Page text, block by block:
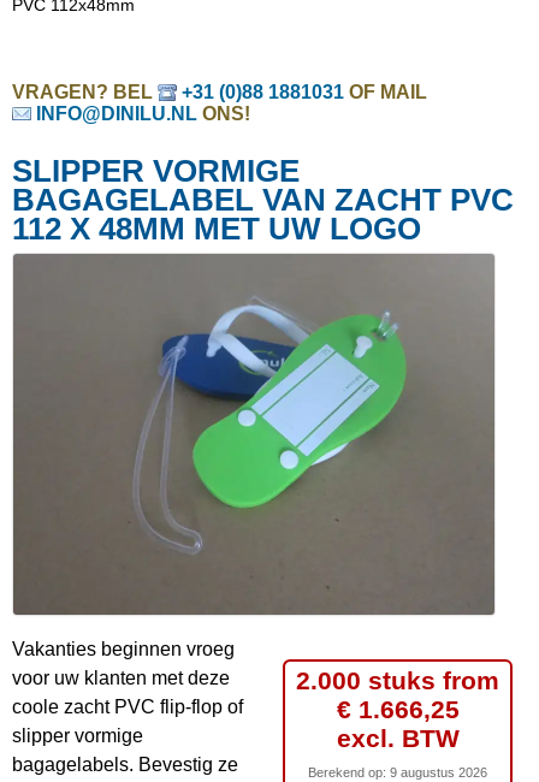
PVC 112x48mm
VRAGEN? BEL +31 (0)88 1881031 OF MAIL
INFO@DINILU.NL ONS!
SLIPPER VORMIGE
BAGAGELABEL VAN ZACHT PVC
112 X 48MM MET UW LOGO
2.000 stuks from
€ 1.666,25
excl. BTW
Berekend op: 9 augustus 2026
Vakanties beginnen vroeg
voor uw klanten met deze
coole zacht PVC flip-flop of
slipper vormige
bagagelabels. Bevestig ze